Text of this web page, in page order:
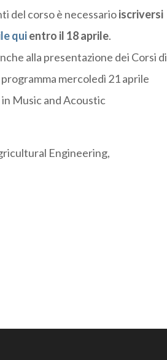
del corso è necessarioiscriversi
quientro il 18 aprile.
alla presentazione dei Corsi di
mercoledì 21 aprile
Music and Acoustic
Engineering,